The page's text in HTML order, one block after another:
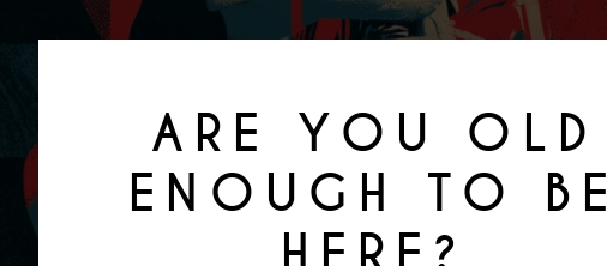
ARE YOU OLD
ENOUGH TO BE